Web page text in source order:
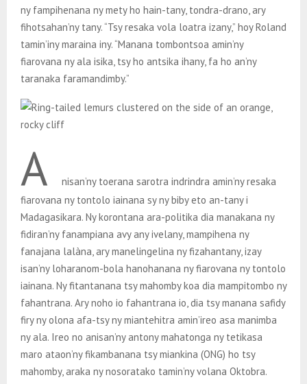
ny fampihenana ny mety ho hain-tany, tondra-drano, ary
fihotsahan’ny tany. “Tsy resaka vola loatra izany,” hoy Roland
tamin’iny maraina iny. “Manana tombontsoa amin’ny
fiarovana ny ala isika, tsy ho antsika ihany, fa ho an’ny
taranaka faramandimby.”
A
nisan’ny toerana sarotra indrindra amin’ny resaka
fiarovana ny tontolo iainana sy ny biby eto an-tany i
Madagasikara. Ny korontana ara-politika dia manakana ny
fidiran’ny fanampiana avy any ivelany, mampihena ny
fanajana lalàna, ary manelingelina ny fizahantany, izay
isan’ny loharanom-bola hanohanana ny fiarovana ny tontolo
iainana. Ny fitantanana tsy mahomby koa dia mampitombo ny
fahantrana. Ary noho io fahantrana io, dia tsy manana safidy
firy ny olona afa-tsy ny miantehitra amin’ireo asa manimba
ny ala. Ireo no anisan’ny antony mahatonga ny tetikasa
maro ataon’ny fikambanana tsy miankina (ONG) ho tsy
mahomby, araka ny nosoratako tamin’ny volana Oktobra.